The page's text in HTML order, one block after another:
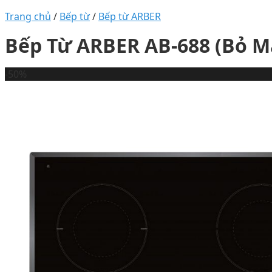
Trang chủ / Bếp từ/ Bếp từ ARBER
Bếp Từ ARBER AB-688 (Bỏ